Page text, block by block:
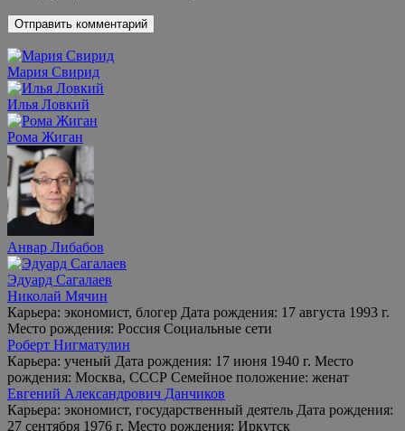
Мария Свирид
Илья Ловкий
Рома Жиган
Анвар Либабов
Эдуард Сагалаев
Николай Мячин
Карьера: экономист, блогер Дата рождения: 17 августа 1993 г.
Место рождения: Россия Социальные сети
Роберт Нигматулин
Карьера: ученый Дата рождения: 17 июня 1940 г. Место
рождения: Москва, СССР Семейное положение: женат
Евгений Александрович Данчиков
Карьера: экономист, государственный деятель Дата рождения:
27 сентября 1976 г. Место рождения: Иркутск